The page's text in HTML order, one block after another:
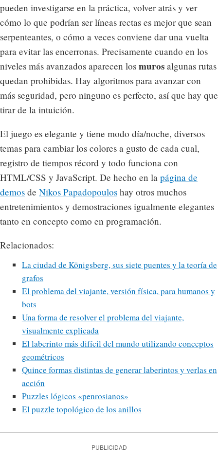
pueden investigarse en la práctica, volver atrás y ver
cómo lo que podrían ser líneas rectas es mejor que sean
serpenteantes, o cómo a veces conviene dar una vuelta
para evitar las encerronas. Precisamente cuando en los
niveles más avanzados aparecen los muros algunas rutas
quedan prohibidas. Hay algoritmos para avanzar con
más seguridad, pero ninguno es perfecto, así que hay que
tirar de la intuición.
El juego es elegante y tiene modo día/noche, diversos
temas para cambiar los colores a gusto de cada cual,
registro de tiempos récord y todo funciona con
HTML/CSS y JavaScript. De hecho en la página de
demos de Nikos Papadopoulos hay otros muchos
entretenimientos y demostraciones igualmente elegantes
tanto en concepto como en programación.
Relacionados:
La ciudad de Königsberg, sus siete puentes y la teoría de
grafos
El problema del viajante, versión física, para humanos y
bots
Una forma de resolver el problema del viajante,
visualmente explicada
El laberinto más difícil del mundo utilizando conceptos
geométricos
Quince formas distintas de generar laberintos y verlas en
acción
Puzzles lógicos «penrosianos»
El puzzle topológico de los anillos
PUBLICIDAD